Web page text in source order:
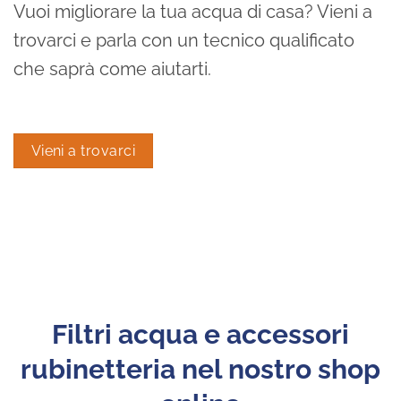
Vuoi migliorare la tua acqua di casa? Vieni a
trovarci e parla con un tecnico qualificato
che saprà come aiutarti.
Vieni a trovarci
Filtri acqua e accessori
rubinetteria nel nostro shop